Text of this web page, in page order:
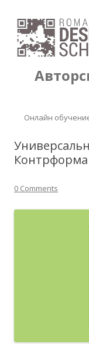
Онлайн
Контрформа
0 Comments